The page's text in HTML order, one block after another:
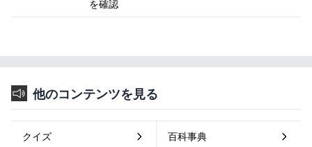
を確認
他のコンテンツを見る
クイズ 百科事典